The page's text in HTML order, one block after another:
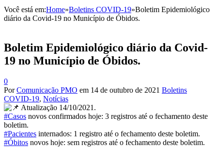
Você está em:Home»Boletins COVID-19»Boletim Epidemiológico
diário da Covid-19 no Município de Óbidos.
Boletim Epidemiológico diário da Covid-
19 no Município de Óbidos.
0
PorComunicação PMO em 14 de outubro de 2021 Boletins
COVID-19, Notícias
Atualização 14/10/2021.
#Casos novos confirmados hoje: 3 registros até o fechamento deste
boletim.
#Pacientes internados: 1 registro até o fechamento deste boletim.
#Óbitos novos hoje: sem registros até o fechamento deste boletim.